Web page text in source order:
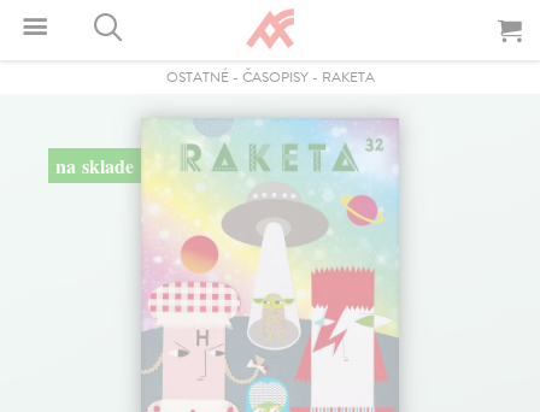
OSTATNÉ- ČASOPISY- RAKETA
na sklade